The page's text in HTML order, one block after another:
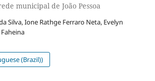
municipal de João Pessoa
Silva, Ione Rathge Ferraro Neta, Evelyn
(Brazil))